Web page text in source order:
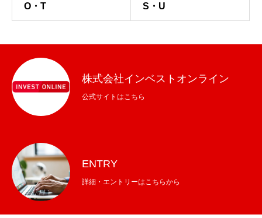
O・T S・U
株式会社インベストオンライン
公式サイトはこちら
ENTRY
詳細・エントリーはこちらから